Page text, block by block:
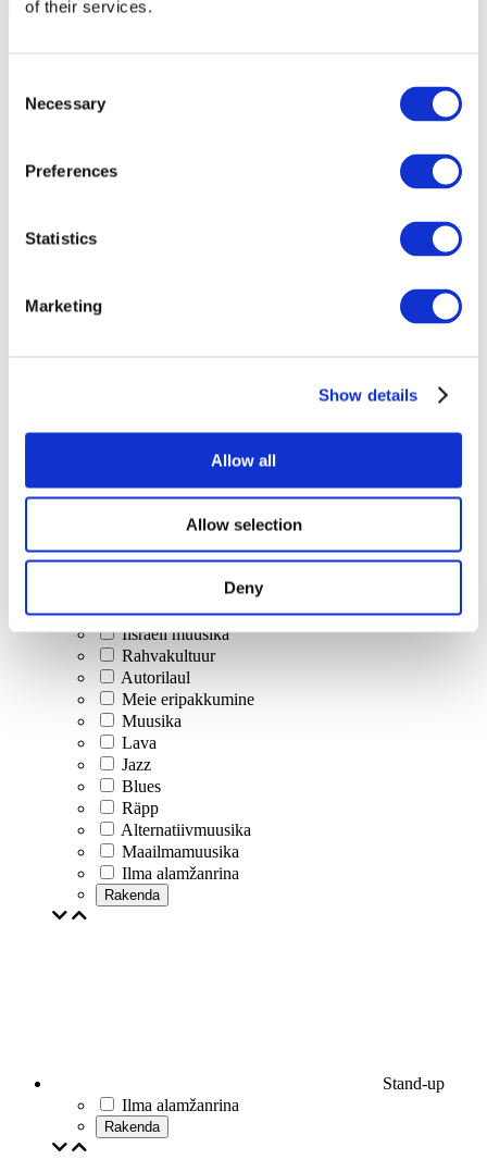
of their services.
Selection
Necessary
Preferences
Statistics
Marketing
Show details
Allow all
Allow selection
Deny
Klassikaline muusika
Popmuusika
Jazz ja blues
Iisraeli muusika
Rahvakultuur
Autorilaul
Meie eripakkumine
Muusika
Lava
Jazz
Blues
Räpp
Alternatiivmuusika
Maailmamuusika
Ilma alamžanrina
Rakenda
Stand-up
Ilma alamžanrina
Rakenda